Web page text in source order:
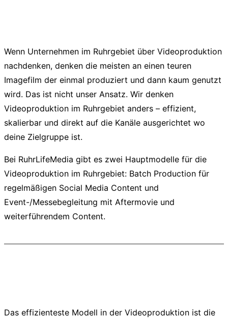
Wenn Unternehmen im Ruhrgebiet über Videoproduktion
nachdenken, denken die meisten an einen teuren
Imagefilm der einmal produziert und dann kaum genutzt
wird. Das ist nicht unser Ansatz. Wir denken
Videoproduktion im Ruhrgebiet anders – effizient,
skalierbar und direkt auf die Kanäle ausgerichtet wo
deine Zielgruppe ist.
Bei RuhrLifeMedia gibt es zwei Hauptmodelle für die
Videoproduktion im Ruhrgebiet: Batch Production für
regelmäßigen Social Media Content und
Event-/Messebegleitung mit Aftermovie und
weiterführendem Content.
Das effizienteste Modell in der Videoproduktion ist die